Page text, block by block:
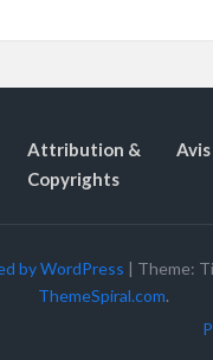
Attribution &
Copyrights
by WordPress | Theme:
ThemeSpiral.com.